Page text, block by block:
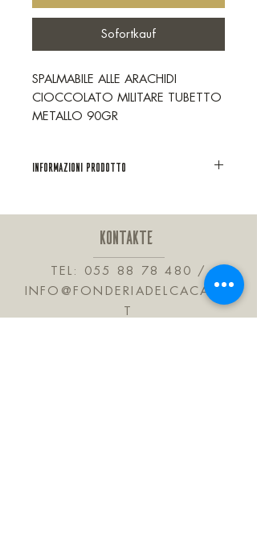
Sofortkauf
SPALMABILE ALLE ARACHIDI
CIOCCOLATO MILITARE TUBETTO
METALLO 90GR
Informazioni prodotto
KONTAKTE
TEL: 055 88 78 480
/
INFO@FONDERIADELCACAO.I